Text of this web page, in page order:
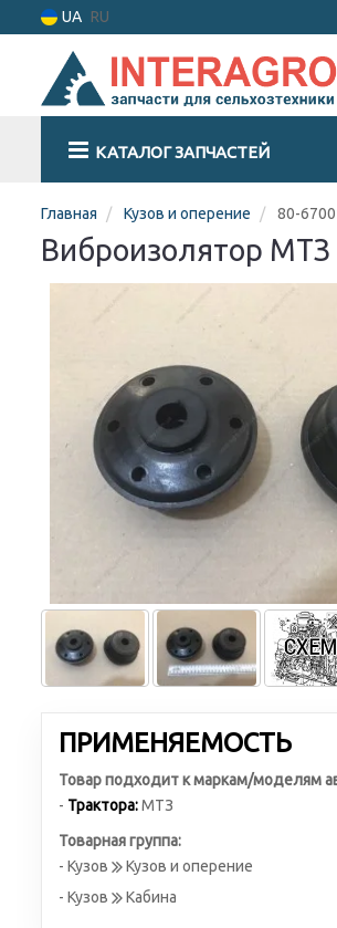
UA RU
КАТАЛОГ ЗАПЧАСТЕЙ
Главная Кузов и оперение 80-
Виброизолятор
ПРИМЕНЯЕМОСТЬ
Товар подходит к маркам/моделям
- Трактора:МТЗ
Товарная группа:
- Кузов
Кузов и оперение
- Кузов
Кабина